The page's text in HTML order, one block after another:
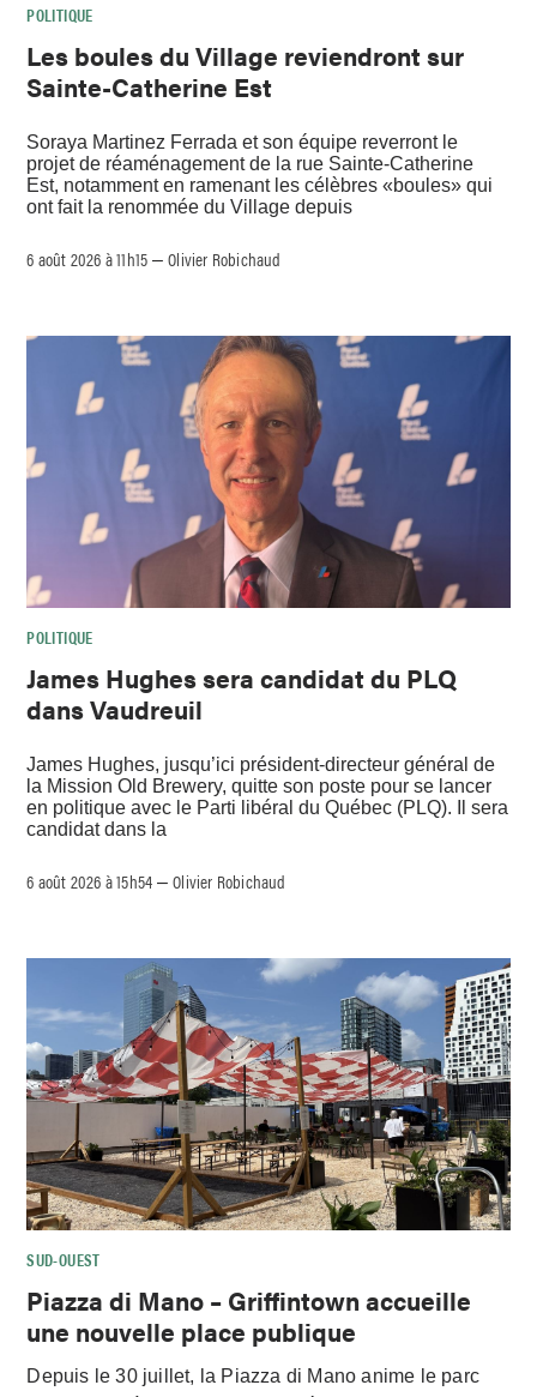
POLITIQUE
Les boules du Village reviendront sur
Sainte-Catherine Est
Soraya Martinez Ferrada et son équipe reverront le
projet de réaménagement de la rue Sainte-Catherine
Est, notamment en ramenant les célèbres «boules» qui
ont fait la renommée du Village depuis
6 août 2026 à 11h15 –Olivier Robichaud
POLITIQUE
James Hughes sera candidat du PLQ
dans Vaudreuil
James Hughes, jusqu’ici président-directeur général de
la Mission Old Brewery, quitte son poste pour se lancer
en politique avec le Parti libéral du Québec (PLQ). Il sera
candidat dans la
6 août 2026 à 15h54 –Olivier Robichaud
SUD-OUEST
Piazza di Mano – Griffintown accueille
une nouvelle place publique
Depuis le 30 juillet, la Piazza di Mano anime le parc